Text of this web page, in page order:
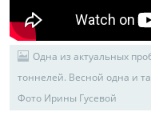
Одна из актуальных
тоннелей. Весной одна и
Фото Ирины Гусевой